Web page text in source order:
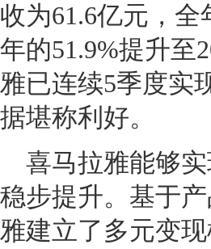
收为61.6亿元，
年的51.9%提升至
雅已连续5季度实
据堪称利好。
喜马拉雅能够
稳步提升。基于
雅建立了多元变